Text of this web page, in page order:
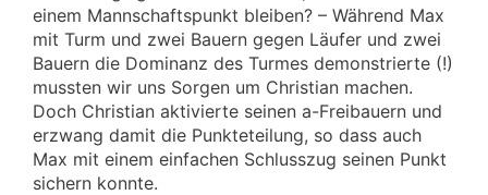
einem Mannschaftspunkt bleiben? – Während Max
mit Turm und zwei Bauern gegen Läufer und zwei
Bauern die Dominanz des Turmes demonstrierte (!)
mussten wir uns Sorgen um Christian machen.
Doch Christian aktivierte seinen a-Freibauern und
erzwang damit die Punkteteilung, so dass auch
Max mit einem einfachen Schlusszug seinen Punkt
sichern konnte.